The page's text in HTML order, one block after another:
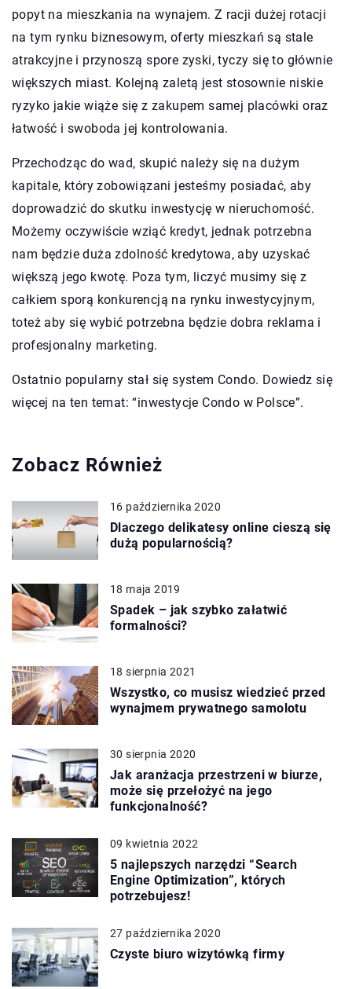
popyt na mieszkania na wynajem. Z racji dużej rotacji
na tym rynku biznesowym, oferty mieszkań są stale
atrakcyjne i przynoszą spore zyski, tyczy się to głównie
większych miast. Kolejną zaletą jest stosownie niskie
ryzyko jakie wiąże się z zakupem samej placówki oraz
łatwość i swoboda jej kontrolowania.
Przechodząc do wad, skupić należy się na dużym
kapitale, który zobowiązani jesteśmy posiadać, aby
doprowadzić do skutku inwestycję w nieruchomość.
Możemy oczywiście wziąć kredyt, jednak potrzebna
nam będzie duża zdolność kredytowa, aby uzyskać
większą jego kwotę. Poza tym, liczyć musimy się z
całkiem sporą konkurencją na rynku inwestycyjnym,
toteż aby się wybić potrzebna będzie dobra reklama i
profesjonalny marketing.
Ostatnio popularny stał się system Condo. Dowiedz się
więcej na ten temat: “inwestycje Condo w Polsce”.
Zobacz Również
16 października 2020
Dlaczego delikatesy online cieszą się
dużą popularnością?
18 maja 2019
Spadek – jak szybko załatwić
formalności?
18 sierpnia 2021
Wszystko, co musisz wiedzieć przed
wynajmem prywatnego samolotu
30 sierpnia 2020
Jak aranżacja przestrzeni w biurze,
może się przełożyć na jego
funkcjonalność?
09 kwietnia 2022
5 najlepszych narzędzi “Search
Engine Optimization”, których
potrzebujesz!
27 października 2020
Czyste biuro wizytówką firmy